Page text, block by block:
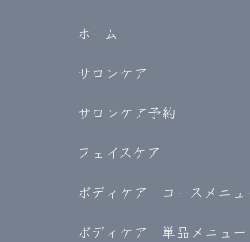
ホーム
サロンケア
サロンケア予約
フェイスケア
ボディケア コースメニュ
ボディケア 単品メニュー